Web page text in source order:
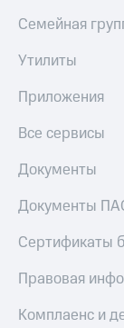
Семейная
Утилиты
Приложения
Все сервисы
Документы
Документы
Сертификаты
Правовая
Комплаенс и